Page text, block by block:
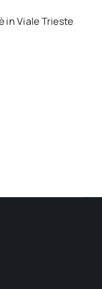
in Viale Trieste